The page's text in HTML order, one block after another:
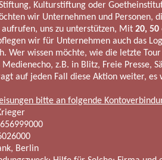
Kulturstiftung oder
wir Unternehmen und Personen,
aufrufen, uns zu unterstützen, Mit 20, 50
wir für Unternehmen auch das
Wer wissen möchte, wie die letzte
Medienecho, z.B. in Blitz, Freie Presse,
auf jeden Fall diese Aktion weiter, es
bitte an folgende
Berlin